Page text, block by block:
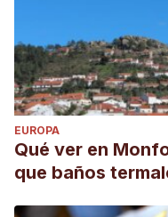
EUROPA
Qué ver en
que baños